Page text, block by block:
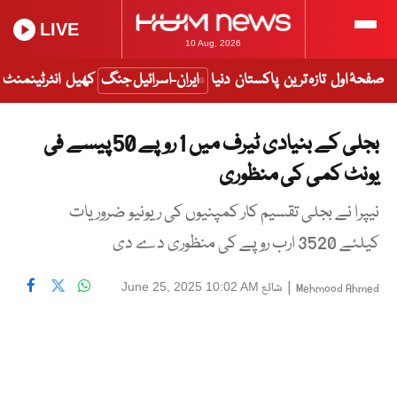
10 Aug, 2026
LIVE
صفحۂ اول تازہ ترین پاکستان دنیا ایران-اسرائیل جنگ کھیل انٹرٹینمنٹ
بجلی کے بنیادی ٹیرف میں 1 روپے 50 پیسے فی
یونٹ کمی کی منظوری
نیپرا نے بجلی تقسیم کار کمپنیوں کی ریونیو ضروریات
کیلئے 3520 ارب روپے کی منظوری دے دی
Mehmood Ahmed
| شائع June 25, 2025 10:02 AM